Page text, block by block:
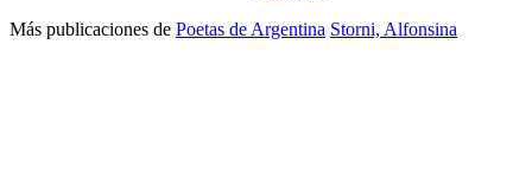
Más publicaciones de Poetas de Argentina Storni, Alfonsina